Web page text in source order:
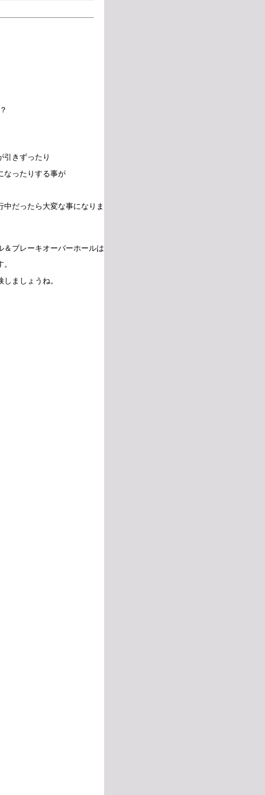
引きずったり
なったりする事が
中だったら大変な事になりま
＆ブレーキオーバーホールは
ましょうね。